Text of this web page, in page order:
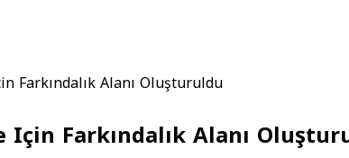
Farkındalık Alanı Oluşturuldu
Için Farkındalık Alanı